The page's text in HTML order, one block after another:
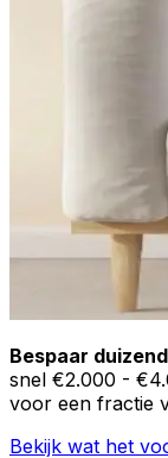
Bespaar
snel €2.000 -
voor een fractie
Bekijk wat het